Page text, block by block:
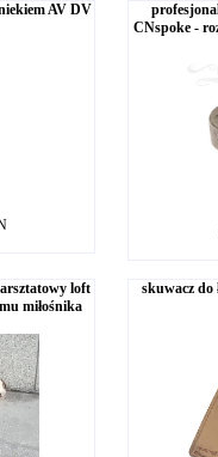
AV DV
CNspoke -
loft
miłośnika
skuwacz do